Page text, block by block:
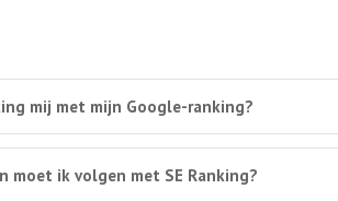
mij met mijn Google-ranking?
moet ik volgen met SE Ranking?